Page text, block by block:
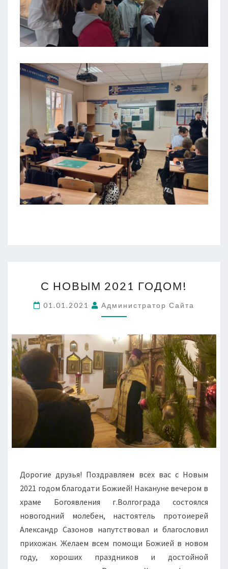
НОВЫМ
ГОДОМ!
С НОВЫМ 2021 ГОДОМ!
01.01.2021 Администратор Сайта
Дорогие друзья! Поздравляем всех вас с Новым
2021 годом благодати Божией! Накануне вечером в
храме Богоявления г.Волгограда состоялся
новогодний молебен, настоятель протоиерей
Александр Сазонов напутствовал и благословил
прихожан. Желаем всем помощи Божией в новом
году, хороших праздников и достойной